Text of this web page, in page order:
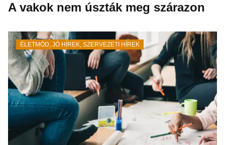
A vakok nem úszták meg szárazon
ÉLETMÓD, JÓ HÍREK, SZERVEZETI HÍREK